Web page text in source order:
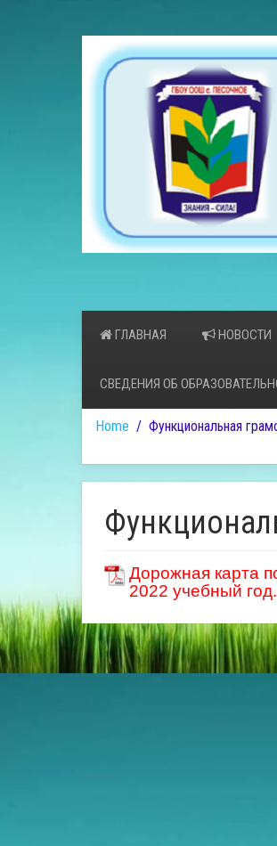
ГЛАВНАЯ НОВОСТИ
СВЕДЕНИЯ ОБ
Home Функциональная
Дорожная карта
2022 учебный год.